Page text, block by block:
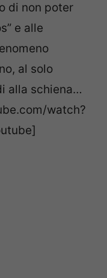
di non poter
e alle
al solo
alla schiena…
watch?